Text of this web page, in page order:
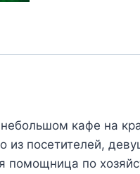
кафе на
из посетителей,
помощница по